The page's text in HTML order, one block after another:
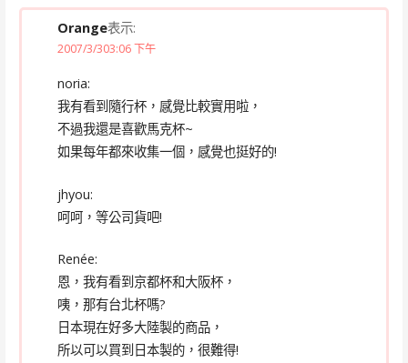
Orange表示:
2007/3/303:06 下午
noria:
我有看到隨行杯，感覺比較實用啦，
不過我還是喜歡馬克杯~
如果每年都來收集一個，感覺也挺好的!
jhyou:
呵呵，等公司貨吧!
Renée:
恩，我有看到京都杯和大阪杯，
咦，那有台北杯嗎?
日本現在好多大陸製的商品，
所以可以買到日本製的，很難得!